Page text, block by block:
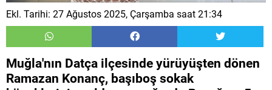
Ekl. Tarihi: 27 Ağustos 2025, Çarşamba saat 21:34
Muğla'nın Datça ilçesinde yürüyüşten dönen
Ramazan Konanç, başıboş sokak